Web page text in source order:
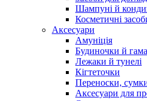
Шампуні й
Косметичні
Аксесуари
Амуніція
Будиночки й
Лежаки й тунелі
Кігтеточки
Переноски,
Аксесуари для